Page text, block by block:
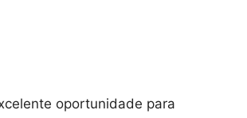
oportunidade para